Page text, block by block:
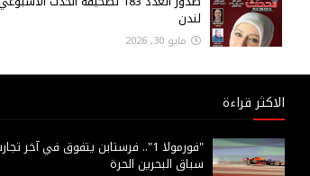
لندن
مايو 30, 2026
الاكثر قراءة
"فورمولا 1".. فرستابن يتفوق في آخر
سباق البحرين الحرة